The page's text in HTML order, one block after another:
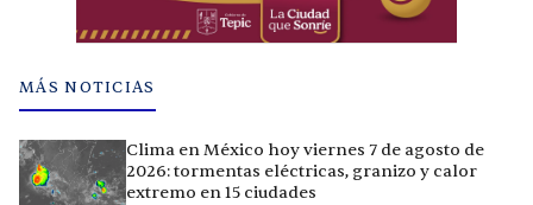
MÁS NOTICIAS
Clima en México hoy viernes 7 de agosto de
2026: tormentas eléctricas, granizo y calor
extremo en 15 ciudades